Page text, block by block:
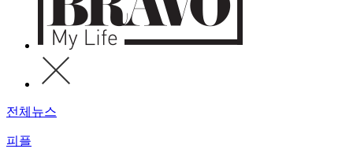
전체뉴스
피플